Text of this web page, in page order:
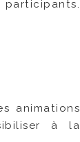
participants.
animations
à la